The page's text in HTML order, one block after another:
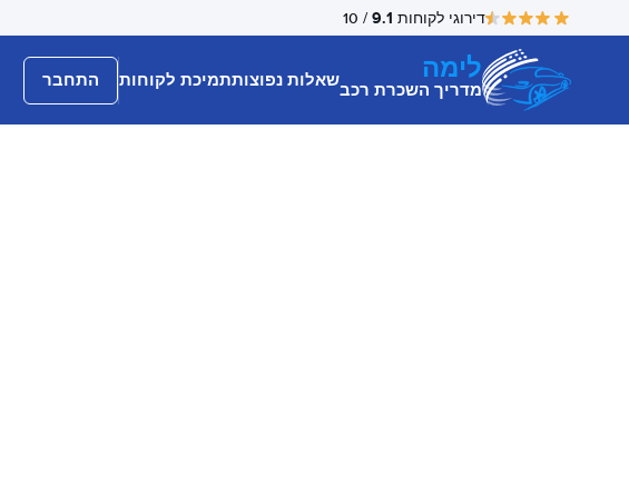
דירוגי לקוחות 9.1
/ 10
לימה
מדריך השכרת רכבשאלות נפוצותתמיכת לקוחות התחבר